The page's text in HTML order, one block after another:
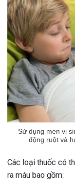
Sử dụng men vi
động ruột và
Các loại thuốc có
ra máu bao gồm: